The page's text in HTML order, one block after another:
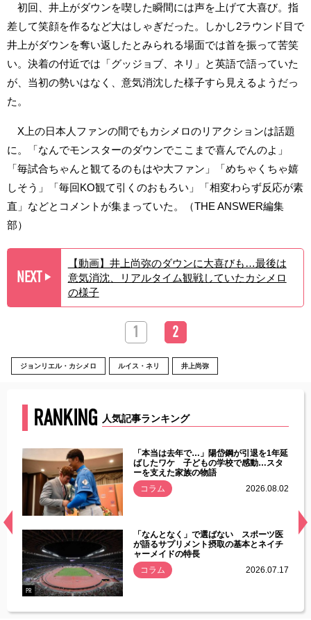
初回、井上がダウンを喫した瞬間には声を上げて大喜び。指
差して笑顔を作るなど大はしゃぎだった。しかし2ラウンド目で
井上がダウンを奪い返したとみられる場面では首を振って苦笑
い。決着の付近では「グッジョブ、ネリ」と英語で語っていた
が、当初の勢いはなく、意気消沈した様子すら見えるようだっ
た。
X上の日本人ファンの間でもカシメロのリアクションは話題
に。「なんでモンスターのダウンでここまで喜んでんのよ」
「毎試合ちゃんと観てるのもはや大ファン」「めちゃくちゃ嬉
しそう」「毎回KO観て引くのおもろい」「相変わらず反応が素
直」などとコメントが集まっていた。（THE ANSWER編集
部）
NEXT ▶︎
【動画】井上尚弥のダウンに大喜びも…最後は
意気消沈、リアルタイム観戦していたカシメロ
の様子
1 2
ジョンリエル・カシメロ ルイス・ネリ 井上尚弥
RANKING 人気記事ランキング
常
「本当は去年で…」陽岱鋼が引退を1年延
ばしたワケ 子どもの学校で感動…スタ
ーを支えた家族の物語
コラム
2026.08.02
PR
「なんとなく」で選ばない スポーツ医
が語るサプリメント摂取の基本とネイチ
ャーメイドの特長
コラム
2026.07.17